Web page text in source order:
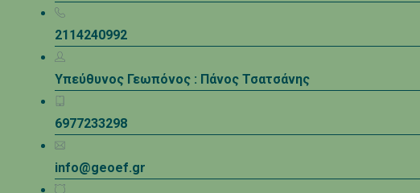
2114240992
Υπεύθυνος Γεωπόνος : Πάνος Τσατσάνης
6977233298
info@geoef.gr